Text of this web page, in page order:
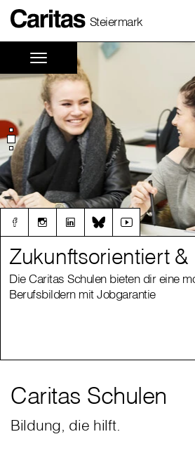
Steiermark
Zukunftsorientiert
Die Caritas Schulen bieten dir eine
Berufsbildern mit Jobgarantie
Zukunftsorientiert
Die Caritas Schulen bieten dir eine
Berufsbildern mit Jobgarantie
Caritas Schulen
Bildung, die hilft.